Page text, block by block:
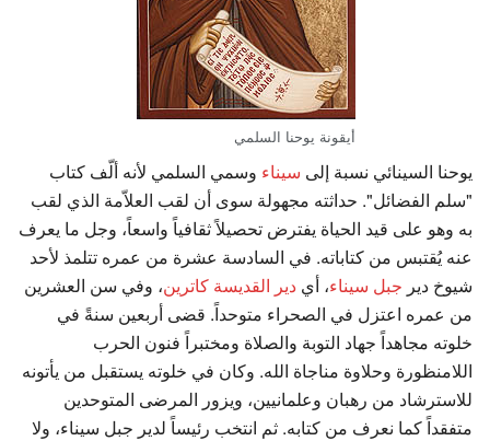
أيقونة يوحنا السلمي
يوحنا السينائي نسبة إلى سيناء وسمي السلمي لأنه ألّف كتاب
"سلم الفضائل". حداثته مجهولة سوى أن لقب العلاّمة الذي لقب
به وهو على قيد الحياة يفترض تحصيلاً ثقافياً واسعاً، وجل ما يعرف
عنه يُقتبس من كتاباته. في السادسة عشرة من عمره تتلمذ لأحد
شيوخ دير جبل سيناء، أي دير القديسة كاترين، وفي سن العشرين
من عمره اعتزل في الصحراء متوحداً. قضى أربعين سنةً في
خلوته مجاهداً جهاد التوبة والصلاة ومختبراً فنون الحرب
اللامنظورة وحلاوة مناجاة الله. وكان في خلوته يستقبل من يأتونه
للاسترشاد من رهبان وعلمانيين، ويزور المرضى المتوحدين
متفقداً كما نعرف من كتابه. ثم انتخب رئيساً لدير جبل سيناء، ولا